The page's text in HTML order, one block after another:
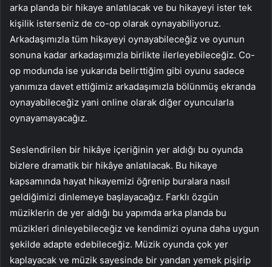
arka planda bir hikaye anlatılacak ve bu hikayeyi ister tek
kişilik isterseniz de co-op olarak oynayabiliyoruz.
Arkadaşımızla tüm hikayeyi oynayabileceğiz ve oyunun
sonuna kadar arkadaşımızla birlikte ilerleyebileceğiz. Co-
op modunda ise yukarıda belirttiğim gibi oyunu sadece
yanımıza davet ettiğimiz arkadaşımızla bölünmüş ekranda
oynayabileceğiz yani online olarak diğer oyuncularla
oynayamayacağız.
Seslendirilen bir hikâye içeriğinin yer aldığı bu oyunda
bizlere dramatik bir hikâye anlatılacak. Bu hikaye
kapsamında hayat hikayemizi öğrenip buralara nasıl
geldiğimizi dinlemeye başlayacağız. Farklı özgün
müziklerin de yer aldığı bu yapımda arka planda bu
müzikleri dinleyebileceğiz ve kendimizi oyuna daha uygun
şekilde adapte edebileceğiz. Müzik oyunda çok yer
kaplayacak ve müzik sayesinde bir yandan yemek pişirip